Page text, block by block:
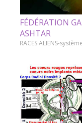
FÉDÉRATION
ASHTAR
RACES ALIENS-